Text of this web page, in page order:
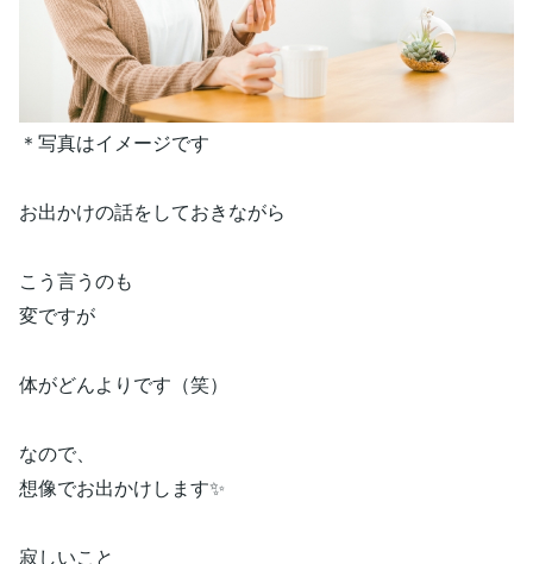
＊写真はイメージです
お出かけの話をしておきながら
こう言うのも
変ですが
体がどんよりです（笑）
なので、
想像でお出かけします✨
寂しいこと